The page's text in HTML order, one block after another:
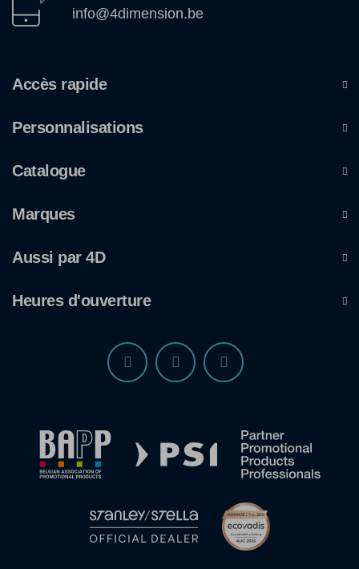
info@4dimension.be
Accès rapide
Personnalisations
Catalogue
Marques
Aussi par 4D
Heures d'ouverture